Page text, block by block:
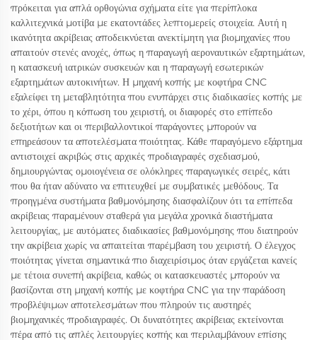
πρόκειται για απλά ορθογώνια σχήματα είτε για περίπλοκα
καλλιτεχνικά μοτίβα με εκατοντάδες λεπτομερείς στοιχεία. Αυτή η
ικανότητα ακρίβειας αποδεικνύεται ανεκτίμητη για βιομηχανίες που
απαιτούν στενές ανοχές, όπως η παραγωγή αεροναυτικών εξαρτημάτων,
η κατασκευή ιατρικών συσκευών και η παραγωγή εσωτερικών
εξαρτημάτων αυτοκινήτων. Η μηχανή κοπής με κοφτήρα CNC
εξαλείφει τη μεταβλητότητα που ενυπάρχει στις διαδικασίες κοπής με
το χέρι, όπου η κόπωση του χειριστή, οι διαφορές στο επίπεδο
δεξιοτήτων και οι περιβαλλοντικοί παράγοντες μπορούν να
επηρεάσουν τα αποτελέσματα ποιότητας. Κάθε παραγόμενο εξάρτημα
αντιστοιχεί ακριβώς στις αρχικές προδιαγραφές σχεδιασμού,
δημιουργώντας ομοιογένεια σε ολόκληρες παραγωγικές σειρές, κάτι
που θα ήταν αδύνατο να επιτευχθεί με συμβατικές μεθόδους. Τα
προηγμένα συστήματα βαθμονόμησης διασφαλίζουν ότι τα επίπεδα
ακρίβειας παραμένουν σταθερά για μεγάλα χρονικά διαστήματα
λειτουργίας, με αυτόματες διαδικασίες βαθμονόμησης που διατηρούν
την ακρίβεια χωρίς να απαιτείται παρέμβαση του χειριστή. Ο έλεγχος
ποιότητας γίνεται σημαντικά πιο διαχειρίσιμος όταν εργάζεται κανείς
με τέτοια συνεπή ακρίβεια, καθώς οι κατασκευαστές μπορούν να
βασίζονται στη μηχανή κοπής με κοφτήρα CNC για την παράδοση
προβλέψιμων αποτελεσμάτων που πληρούν τις αυστηρές
βιομηχανικές προδιαγραφές. Οι δυνατότητες ακρίβειας εκτείνονται
πέρα από τις απλές λειτουργίες κοπής και περιλαμβάνουν επίσης